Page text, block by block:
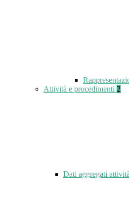
Attività e procedimenti 2
Dati aggregati